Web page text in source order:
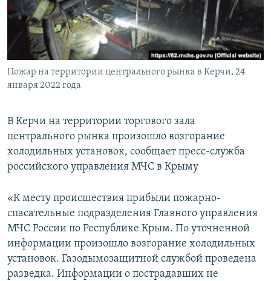
ПОБЕДИТЕЛЕЙ НЕ СУДЯТ?
КРЫМ.НЕПОКОРЕННЫЙ
ELIFBE
УКРАИНСКАЯ ПРОБЛЕМА КРЫМА
ПРИСОЕДИНЯЙТЕСЬ!
Все сайты RFE/RL
Пожар на территории центрального рынка в Керчи, 24
января 2022 года
В Керчи на территории торгового зала
центрального рынка произошло возгорание
холодильных установок, сообщает пресс-служба
российского управления МЧС в Крыму
«К месту происшествия прибыли пожарно-
спасательные подразделения Главного управления
МЧС России по Республике Крым. По уточненной
информации произошло возгорание холодильных
установок. Газодымозащитной службой проведена
разведка. Информации о пострадавших не